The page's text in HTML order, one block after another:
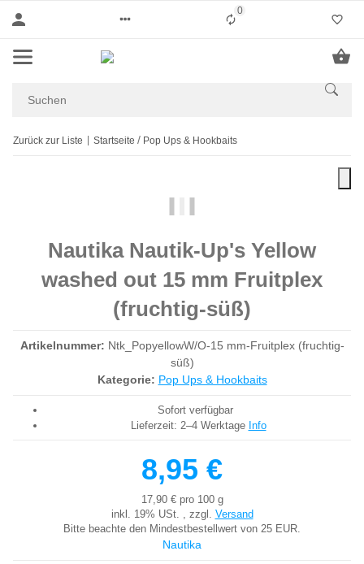
0Liste ist leer
Zurück zur Liste Startseite Pop Ups & Hookbaits
Nautika Nautik-Up's Yellow
washed out 15 mm Fruitplex
(fruchtig-süß)
Artikelnummer: Ntk_PopyellowW/O-15 mm-Fruitplex (fruchtig-
süß)
Kategorie: Pop Ups & Hookbaits
Sofort verfügbar
Lieferzeit: 2–4 Werktage Info
8,95 €
17,90 € pro 100 g
inkl. 19% USt. , zzgl. Versand
Bitte beachte den Mindestbestellwert von 25 EUR.
Nautika